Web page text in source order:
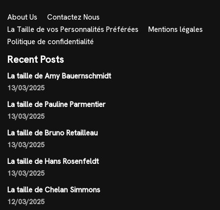
About Us
Contactez Nous
La Taille de vos Personnalités Préférées
Mentions légales
Politique de confidentialité
Recent Posts
La taille de Amy Bauernschmidt
13/03/2025
La taille de Pauline Parmentier
13/03/2025
La taille de Bruno Retailleau
13/03/2025
La taille de Hans Rosenfeldt
13/03/2025
La taille de Chelan Simmons
12/03/2025